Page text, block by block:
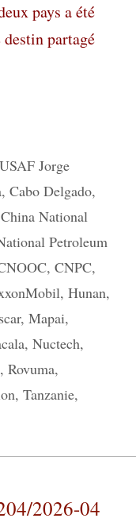
pays a été
partagé
Jorge
, Cabo Delgado,
China National
Petroleum
, CNPC,
, Hunan,
, Mapai,
, Nuctech,
, Rovuma,
, Tanzanie,
2026-04